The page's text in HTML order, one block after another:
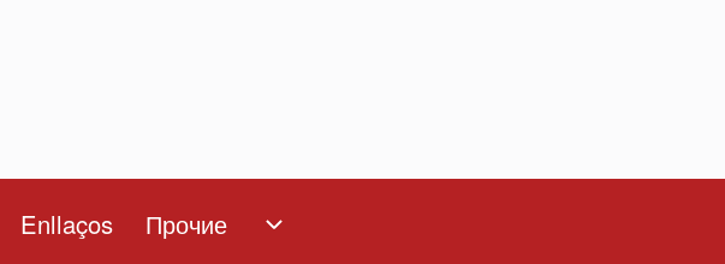
мы такие подменю
Enllaços Прочие
Прочие подменю